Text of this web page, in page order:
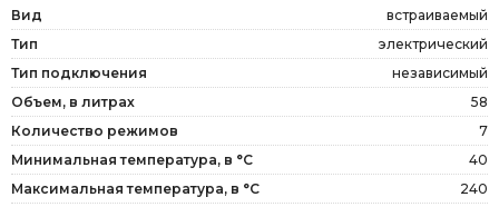
Вид
встраиваемый
Тип
электрический
Тип подключения
независимый
Объем, в литрах
58
Количество режимов
7
Минимальная температура, в °C
40
Максимальная температура, в °C
240